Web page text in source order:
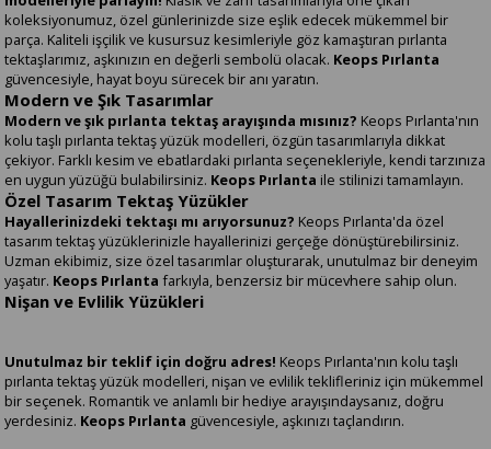
koleksiyonumuz, özel günlerinizde size eşlik edecek mükemmel bir
parça. Kaliteli işçilik ve kusursuz kesimleriyle göz kamaştıran pırlanta
tektaşlarımız, aşkınızın en değerli sembolü olacak. Keops Pırlanta
güvencesiyle, hayat boyu sürecek bir anı yaratın.
Modern ve Şık Tasarımlar
Modern ve şık pırlanta tektaş arayışında mısınız? Keops Pırlanta'nın
kolu taşlı pırlanta tektaş yüzük modelleri, özgün tasarımlarıyla dikkat
çekiyor. Farklı kesim ve ebatlardaki pırlanta seçenekleriyle, kendi tarzınıza
en uygun yüzüğü bulabilirsiniz. Keops Pırlanta ile stilinizi tamamlayın.
Özel Tasarım Tektaş Yüzükler
Hayallerinizdeki tektaşı mı arıyorsunuz? Keops Pırlanta'da özel
tasarım tektaş yüzüklerinizle hayallerinizi gerçeğe dönüştürebilirsiniz.
Uzman ekibimiz, size özel tasarımlar oluşturarak, unutulmaz bir deneyim
yaşatır. Keops Pırlanta farkıyla, benzersiz bir mücevhere sahip olun.
Nişan ve Evlilik Yüzükleri
Unutulmaz bir teklif için doğru adres! Keops Pırlanta'nın kolu taşlı
pırlanta tektaş yüzük modelleri, nişan ve evlilik teklifleriniz için mükemmel
bir seçenek. Romantik ve anlamlı bir hediye arayışındaysanız, doğru
yerdesiniz. Keops Pırlanta güvencesiyle, aşkınızı taçlandırın.